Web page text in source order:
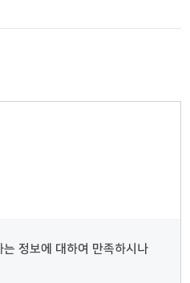
정보에 대하여 만족하시나